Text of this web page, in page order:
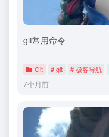
git常用命令
Git # git # 极客导航
7个月前